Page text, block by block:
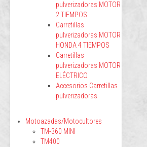
pulverizadoras MOTOR
2 TIEMPOS
Carretillas
pulverizadoras MOTOR
HONDA 4 TIEMPOS
Carretillas
pulverizadoras MOTOR
ELÉCTRICO
Accesorios Carretillas
pulverizadoras
Motoazadas/Motocultores
TM-360 MINI
TM400